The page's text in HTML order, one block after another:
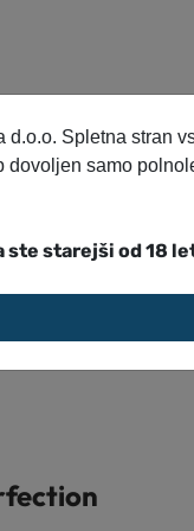
d.o.o. Spletna stran
dovoljen samo
ste starejši od 18